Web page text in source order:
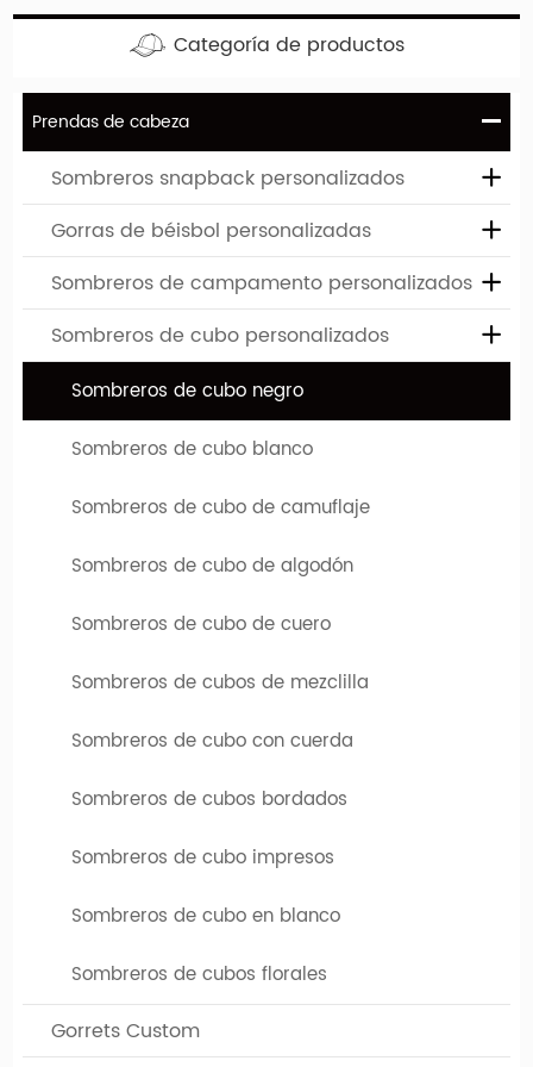
sombrero. Puede elegir entre varios sombreros diferentes,
que difieren tanto en el tipo de modelo como en color. El
en estos límites personalizados.
Búsqueda relacionada con sombreros de cubo
negros
Tapas en blanco| Tapas de cubo de cuero
Categoría de productos
Prendas de cabeza
Sombreros snapback personalizados
Gorras de béisbol personalizadas
Sombreros de campamento personalizados
Sombreros de cubo personalizados
Sombreros de cubo negro
Sombreros de cubo blanco
Sombreros de cubo de camuflaje
Sombreros de cubo de algodón
Sombreros de cubo de cuero
Sombreros de cubos de mezclilla
Sombreros de cubo con cuerda
Sombreros de cubos bordados
Sombreros de cubo impresos
Sombreros de cubo en blanco
Sombreros de cubos florales
Gorrets Custom